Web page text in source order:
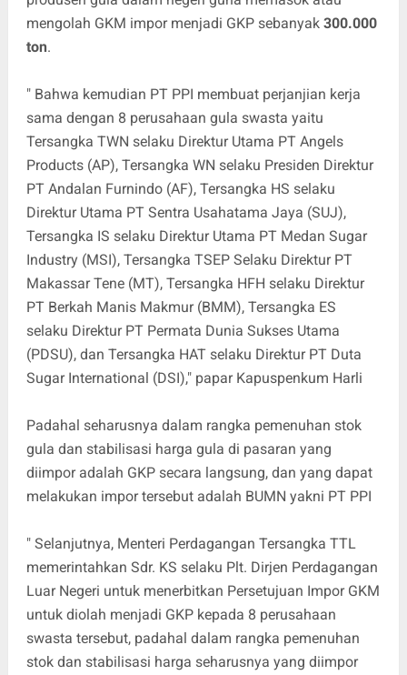
mengolah GKM impor menjadi GKP sebanyak 300.000
ton.
" Bahwa kemudian PT PPI membuat perjanjian kerja
sama dengan 8 perusahaan gula swasta yaitu
Tersangka TWN selaku Direktur Utama PT Angels
Products (AP), Tersangka WN selaku Presiden Direktur
PT Andalan Furnindo (AF), Tersangka HS selaku
Direktur Utama PT Sentra Usahatama Jaya (SUJ),
Tersangka IS selaku Direktur Utama PT Medan Sugar
Industry (MSI), Tersangka TSEP Selaku Direktur PT
Makassar Tene (MT), Tersangka HFH selaku Direktur
PT Berkah Manis Makmur (BMM), Tersangka ES
selaku Direktur PT Permata Dunia Sukses Utama
(PDSU), dan Tersangka HAT selaku Direktur PT Duta
Sugar International (DSI)," papar Kapuspenkum Harli
Padahal seharusnya dalam rangka pemenuhan stok
gula dan stabilisasi harga gula di pasaran yang
diimpor adalah GKP secara langsung, dan yang dapat
melakukan impor tersebut adalah BUMN yakni PT PPI
" Selanjutnya, Menteri Perdagangan Tersangka TTL
memerintahkan Sdr. KS selaku Plt. Dirjen Perdagangan
Luar Negeri untuk menerbitkan Persetujuan Impor GKM
untuk diolah menjadi GKP kepada 8 perusahaan
swasta tersebut, padahal dalam rangka pemenuhan
stok dan stabilisasi harga seharusnya yang diimpor